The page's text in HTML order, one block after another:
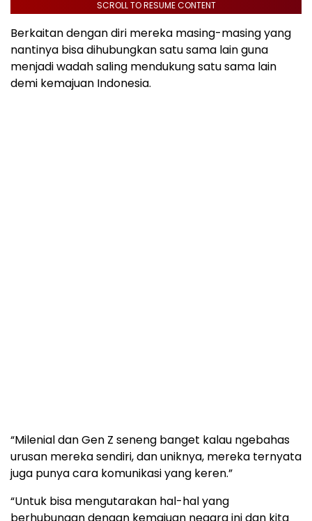
SCROLL TO RESUME CONTENT
Berkaitan dengan diri mereka masing-masing yang
nantinya bisa dihubungkan satu sama lain guna
menjadi wadah saling mendukung satu sama lain
demi kemajuan Indonesia.
“Milenial dan Gen Z seneng banget kalau ngebahas
urusan mereka sendiri, dan uniknya, mereka ternyata
juga punya cara komunikasi yang keren.”
“Untuk bisa mengutarakan hal-hal yang
berhubungan dengan kemajuan negara ini dan kita